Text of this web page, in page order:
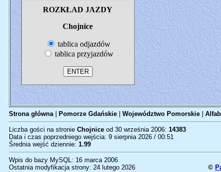
ROZKŁAD JAZDY
Chojnice
tablica odjazdów
tablica przyjazdów
Strona główna| Pomorze Gdańskie Województwo Pomorskie
Liczba gości na stronie Chojnice od 30 września 2006: 14383
Data i czas poprzedniego wejścia: 9 sierpnia 2026 / 00:51
Średnia wejść dziennie: 1.99
Wpis do bazy MySQL: 16 marca 2006
Ostatnia modyfikacja strony: 24 lutego 2026
©